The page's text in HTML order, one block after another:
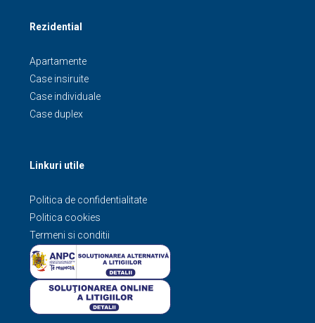
Rezidential
Apartamente
Case insiruite
Case individuale
Case duplex
Linkuri utile
Politica de confidentialitate
Politica cookies
Termeni si conditii